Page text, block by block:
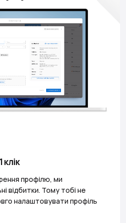
профілю, ми
відбитки. Тому тобі не
налаштовувати профіль